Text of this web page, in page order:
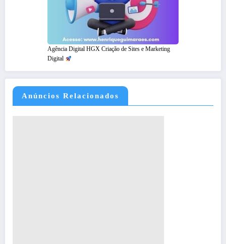
Agência Digital HGX Criação de Sites e Marketing
Digital
Anúncios Relacionados